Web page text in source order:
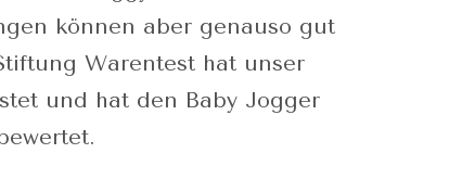
können aber genauso gut
Warentest hat unser
und hat den Baby Jogger